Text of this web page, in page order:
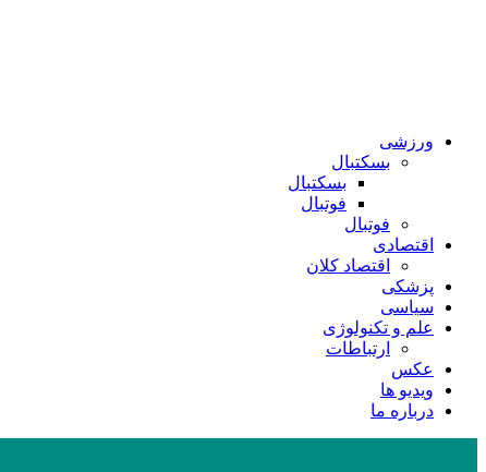
ورزشی
بسکتبال
بسکتبال
فوتبال
فوتبال
اقتصادی
اقتصاد کلان
پزشکی
سیاسی
علم و تکنولوژی
ارتباطات
عکس
ویدیو ها
درباره ما